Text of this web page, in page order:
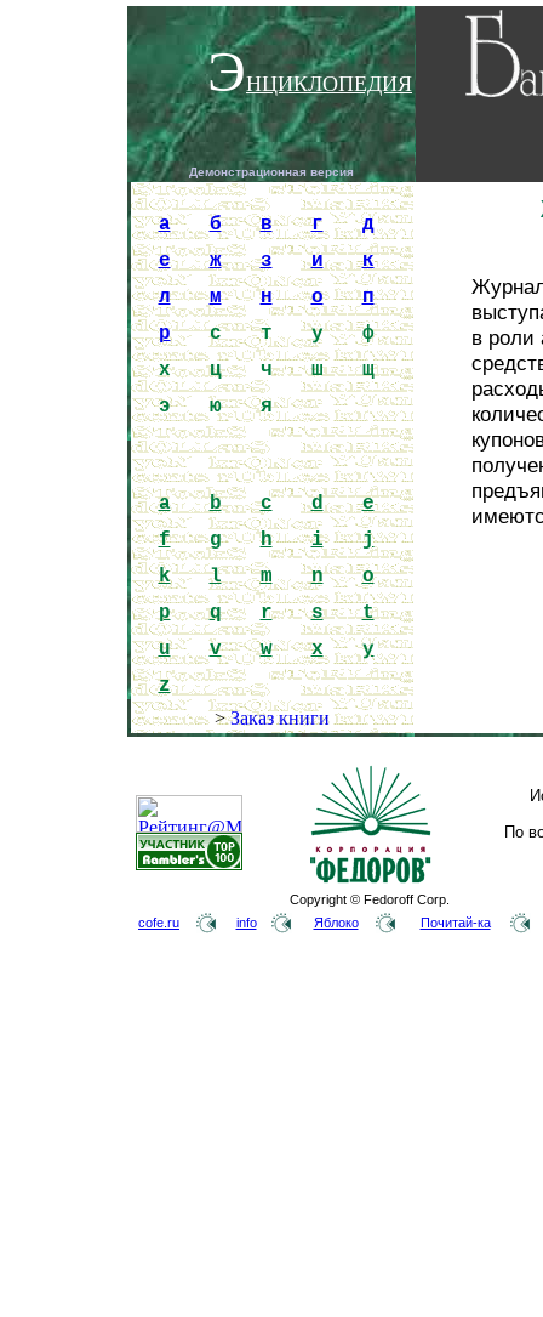
ЭНЦИКЛОПЕДИЯ
Демонстрационная версия
a б в г
д
е
ж з и
к
л
м н о
п
р
с т у
ф
х
ц ч ш
щ
э
ю я
a b c d
e
f
g h i
j
k
l m n
o
p
q r s
t
u
v w x
y
z
>Заказ книги
в роли
Copyright © Fedoroff Corp.
По
cofe.ru info Яблоко Почитай-ка